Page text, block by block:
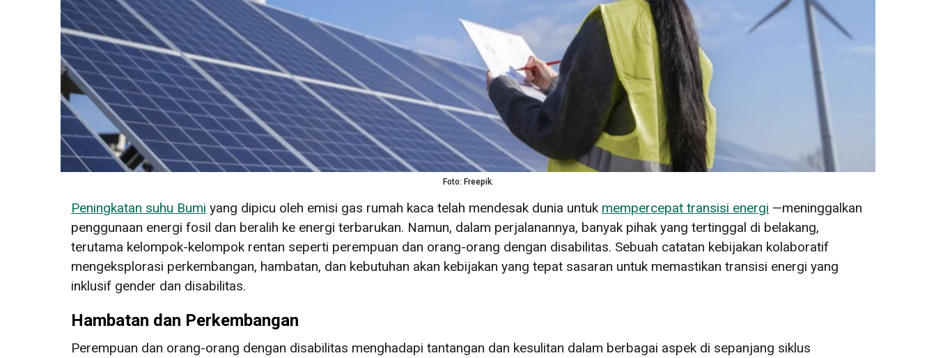
Foto: Freepik.
Peningkatan suhu Bumi yang dipicu oleh emisi gas rumah kaca telah mendesak dunia untuk mempercepat transisi energi —meninggalkan
penggunaan energi fosil dan beralih ke energi terbarukan. Namun, dalam perjalanannya, banyak pihak yang tertinggal di belakang,
terutama kelompok-kelompok rentan seperti perempuan dan orang-orang dengan disabilitas. Sebuah catatan kebijakan kolaboratif
mengeksplorasi perkembangan, hambatan, dan kebutuhan akan kebijakan yang tepat sasaran untuk memastikan transisi energi yang
inklusif gender dan disabilitas.
Hambatan dan Perkembangan
Perempuan dan orang-orang dengan disabilitas menghadapi tantangan dan kesulitan dalam berbagai aspek di sepanjang siklus